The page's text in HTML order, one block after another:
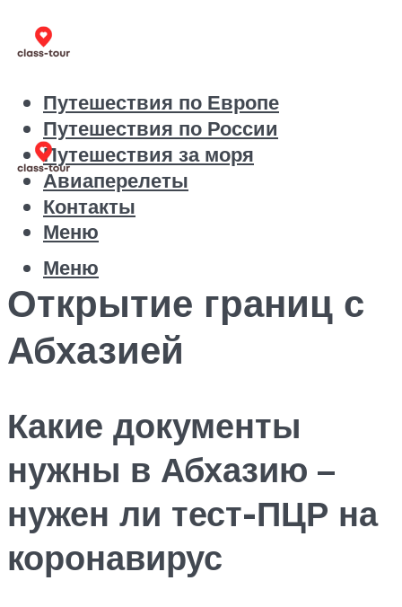
Путешествия по Европе
Путешествия по России
Путешествия за моря
Авиаперелеты
Контакты
Меню
Меню
Открытие границ с
Абхазией
Какие документы
нужны в Абхазию –
нужен ли тест-ПЦР на
коронавирус